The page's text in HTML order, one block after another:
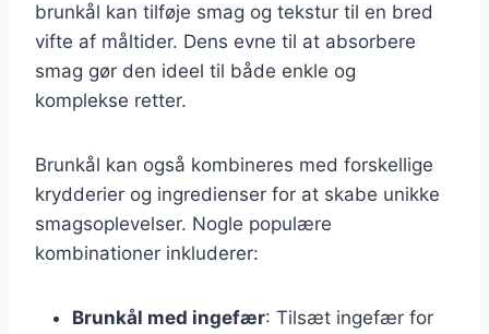
brunkål kan tilføje smag og tekstur til en bred
vifte af måltider. Dens evne til at absorbere
smag gør den ideel til både enkle og
komplekse retter.
Brunkål kan også kombineres med forskellige
krydderier og ingredienser for at skabe unikke
smagsoplevelser. Nogle populære
kombinationer inkluderer:
Brunkål med ingefær: Tilsæt ingefær for